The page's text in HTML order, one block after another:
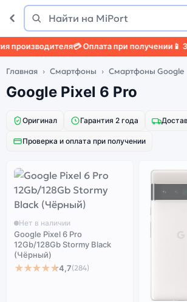
Поиск
Найти
💳 Оплата при получении📱
Главная Смартфоны Смартфоны Google
Google Pixel 6 Pro
Оригинал Гарантия 2 года
Проверка и оплата при получении
Нет в наличии
Google Pixel 6 Pro
12Gb/128Gb Stormy Black
(Чёрный)
★★★★★4,7(284)